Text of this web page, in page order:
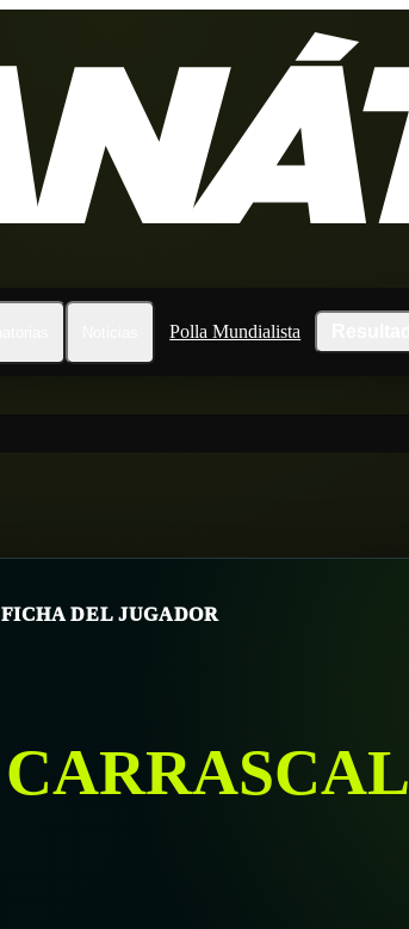
Polla Mundialista
FICHA DEL JUGADOR
CARRASCAL